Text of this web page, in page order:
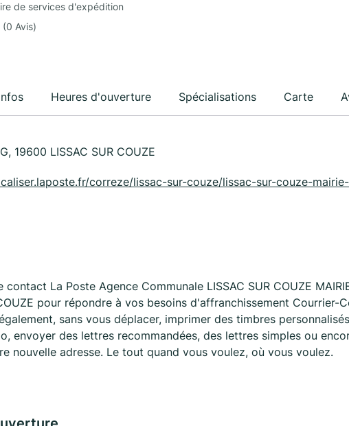
de services d'expédition
(0 Avis)
Heures d'ouverture Spécialisations Carte
19600 LISSAC SUR COUZE
correze/lissac-sur-couze/lissac-sur-couze-mairie-
La Poste Agence Communale LISSAC SUR COUZE
pour répondre à vos besoins d'affranchissement Courrier-
sans vous déplacer, imprimer des timbres
envoyer des lettres recommandées, des lettres simples ou
nouvelle adresse. Le tout quand vous voulez, où vous voulez.